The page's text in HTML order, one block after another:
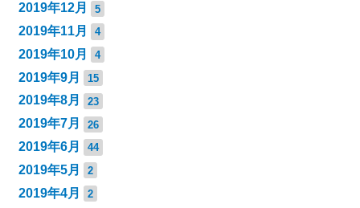
2019年12月 5
2019年11月 4
2019年10月 4
2019年9月 15
2019年8月 23
2019年7月 26
2019年6月 44
2019年5月 2
2019年4月 2